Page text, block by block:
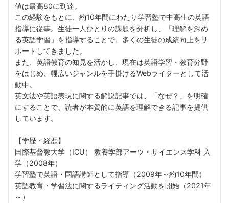
値は最高80に到達。
この経験をもとに、約10年間にわたり学習塾で中高生の英語
指導に従事。生徒一人ひとりの課題を分析し、「理解を深め
る英語学習」を指導することで、多くの生徒の成績向上をサ
ポートしてきました。
また、英語教育の知見を活かし、現在は英語学習・教育分野
をはじめ、幅広いジャンルを手掛けるWebライターとして活
動中。
英文法や英語表現に関する解説記事では、「なぜ？」を明確
にすることで、読者が本質的に英語を理解できる記事を提供
しています。
【学歴・経歴】
国際基督教大学（ICU） 教養学部アーツ・サイエンス学科 入
学（2008年）
学習塾で英語・国語講師として指導（2009年～約10年間）
英語教育・学習法に関するライティング活動を開始（2021年
～）